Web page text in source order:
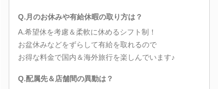
Q.月のお休みや有給休暇の取り方は？
A.希望休を考慮＆柔軟に休めるシフト制！
お盆休みなどをずらして有給を取れるので
お得な料金で国内＆海外旅行を楽しんでいます♪
Q.配属先＆店舗間の異動は？